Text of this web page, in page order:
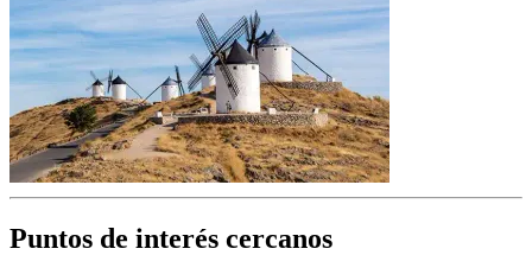
Puntos de interés cercanos